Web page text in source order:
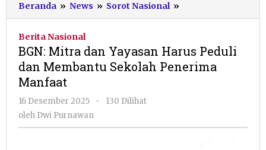
Beranda » News » Sorot Nasional »
Mitra
Harus
Peduli
Manfaat
Berita Nasional
BGN: Mitra dan Yayasan Harus Peduli
dan Membantu Sekolah Penerima
Manfaat
16 Desember 2025
oleh
-
130 Dilihat
oleh Dwi Purnawan